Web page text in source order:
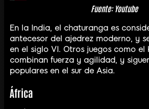
Fuente: Youtube
En la India, el chaturanga es
antecesor del ajedrez moderno, y
en el siglo VI. Otros juegos como el
combinan fuerza y agilidad, y
populares en el sur de Asia.
África